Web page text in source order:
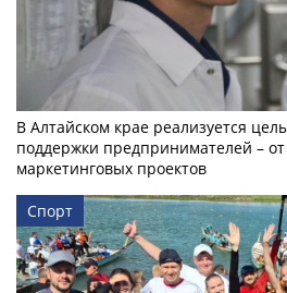
В Алтайском крае реализуется
поддержки предпринимателей –
маркетинговых проектов
Спорт